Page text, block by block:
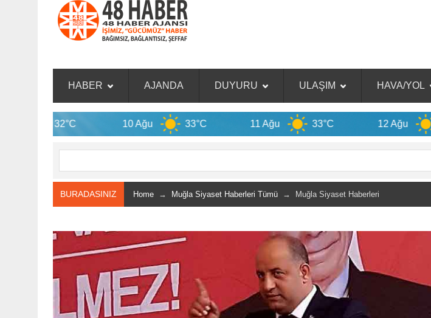
HABER AJANDA DUYURU ULAŞIM HAVA/YOL
10 Ağu 33°C 11 Ağu 33°C 12 Ağu 34°C
BURADASINIZ Home → Muğla Siyaset Haberleri Tümü → Muğla Siyaset Haberleri